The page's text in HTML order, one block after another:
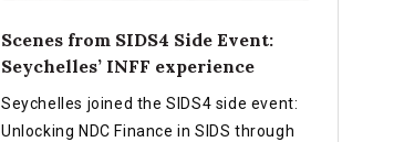
Scenes from SIDS4 Side Event:
Seychelles’ INFF experience
Seychelles joined the SIDS4 side event:
Unlocking NDC Finance in SIDS through